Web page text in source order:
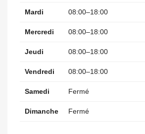
Mardi 08:00–18:00
Mercredi 08:00–18:00
Jeudi 08:00–18:00
Vendredi 08:00–18:00
Samedi Fermé
Dimanche Fermé